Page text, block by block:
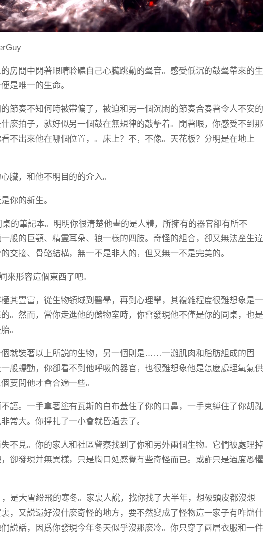
房間中閉著眼睛聆聽自己心臟跳動的聲音。感受低沉的鼓聲帶來的生
是唯一的生命。
節奏不知何時被帶偏了，被迫和另一個沉悶的節奏合奏著令人不安的
麽拍子，就好似另一個鼓在無規律的敲擊着。閉著眼，你感受不到那
不出來他在哪個位置，。床上？不，不像。天花板？分明是在地上
臟，和他不明目的的介入。
你的新生。
的筆記本。明明你很清楚他畫的是人體，所擁有的器官卻有所不
般的巨顎、精靈耳朵、狼一樣的四肢。奇怪的組合，卻又無法產生違
交接、骨骼結構，無一不是非人的，但又無一不是完美的。
來形容這個東西了吧。
其豐富，從生物領域到醫學，再到心理學，其複雜程度很難想象是一
。然而，當你走進他的儲物室時，你會發現他不僅是你的同桌，也是
。
就裝著以上所説的生物，另一個則是……一灘肌肉和脂肪組成的固
般蠕動，你卻看不到他呼吸的器官，也很難想象他是怎麽處理氧氣供
要問他才會合適一些。
語。一手拿著塗有瓦斯的白布蓋住了你的口鼻，一手束縛住了你胡亂
常大。你掙扎了一小會就昏過去了。
不見。你的家人和社區警察找到了你和另外兩個生物。它們被處理掉
卻發現并無異樣，只是胸口処感覺有些奇怪而已。或許只是過度恐懼
是大雪紛飛的寒冬。家裏人說，找你找了大半年，想破頭皮都沒想
，又説還好沒什麽奇怪的地方，要不然變成了怪物這一家子有咋辦什
説話，因爲你發現今年冬天似乎沒那麽冷。你只穿了兩層衣服和一件